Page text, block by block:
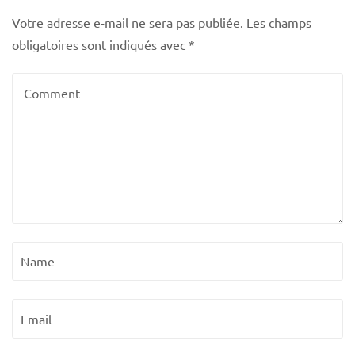
Votre adresse e-mail ne sera pas publiée. Les champs
obligatoires sont indiqués avec *